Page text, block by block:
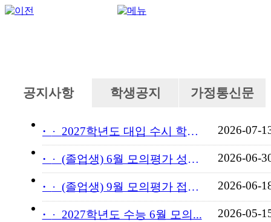
공지사항 학생공지 가정통신문
· 2027학년도 대입 수시 학교... 2026-07-
· (졸업생) 6월 모의평가 성적... 2026-06-
· (졸업생) 9월 모의평가 접수... 2026-06-
· 2027학년도 수능 6월 모의... 2026-05-